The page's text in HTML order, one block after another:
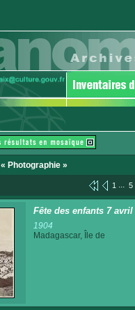
« Photographie »
1 ... 5
Fête des enfants 7
1904
Madagascar, Île de